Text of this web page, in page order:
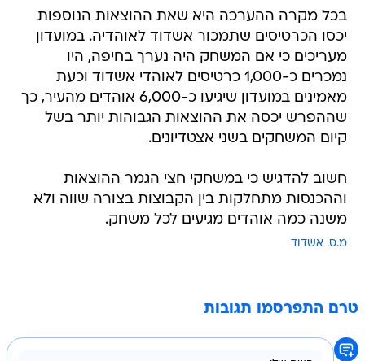
בכל מקרה ההערכה היא שאת ההוצאות הנוספות
יכסו הכרטיסים שתמכור אשדוד לאוהדיה. במועדון
מעריכים כי אם המשחק היה נערך בחיפה, היו
נמכרים כ-1,000 כרטיסים לאוהדי אשדוד וכעת
מאמינים במועדון שיגיעו כ-6,000 אוהדים מהעיר, כך
שההפרש יכסה את ההוצאות הגבוהות יותר בשל
קיום המשחקים בשני אצטדיונים.
חשוב להדגיש כי במשחקי חצי הגמר ההוצאות
וההכנסות מתחלקות בין הקבוצות בצורה שווה ולא
משנה כמה אוהדים מגיעים לכל משחק.
מ.ס. אשדוד
טרם התפרסמו תגובות